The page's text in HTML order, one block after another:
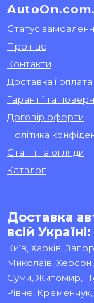
Статус
Про нас
Контакти
Доставка і оплата
Гарантії та
Договір оферти
Політика
Статті та огляди
Каталог
Доставка
всій Україні:
Київ, Харків,
Миколаїв,
Суми, Житомир,
Рівне,